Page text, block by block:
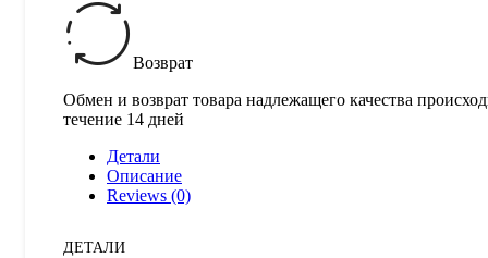
Возврат
Обмен и возврат товара надлежащего качества
течение 14 дней
Детали
Описание
Reviews (0)
ДЕТАЛИ